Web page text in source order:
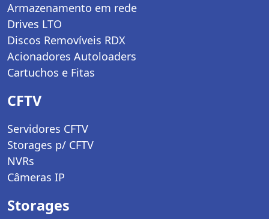
Armazenamento em rede
Drives LTO
Discos Removíveis RDX
Acionadores Autoloaders
Cartuchos e Fitas
CFTV
Servidores CFTV
Storages p/ CFTV
NVRs
Câmeras IP
Storages